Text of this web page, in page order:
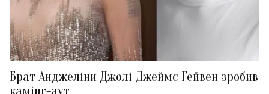
Брат Анджеліни Джолі Джеймс Гейвен зробив
камінг-аут